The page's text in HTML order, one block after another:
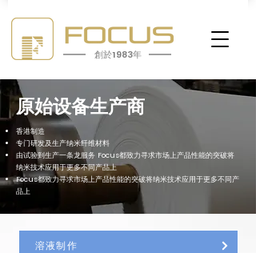
創於1983年
原始设备生产商
香港制造
专门研发及生产纳米纤维材料
由试验到生产一条龙服务 Focus都致力寻求市场上产品性能的突破将
纳米技术应用于更多不同产品上
Focus都致力寻求市场上产品性能的突破将纳米技术应用于更多不同产
品上
溶液制作